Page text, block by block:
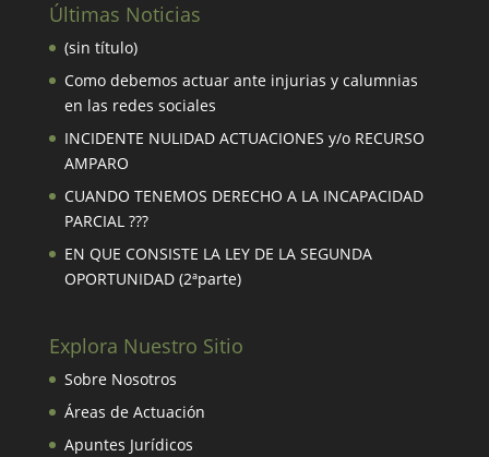
Últimas Noticias
(sin título)
Como debemos actuar ante injurias y calumnias
en las redes sociales
INCIDENTE NULIDAD ACTUACIONES y/o RECURSO
AMPARO
CUANDO TENEMOS DERECHO A LA INCAPACIDAD
PARCIAL ???
EN QUE CONSISTE LA LEY DE LA SEGUNDA
OPORTUNIDAD (2ªparte)
Explora Nuestro Sitio
Sobre Nosotros
Áreas de Actuación
Apuntes Jurídicos